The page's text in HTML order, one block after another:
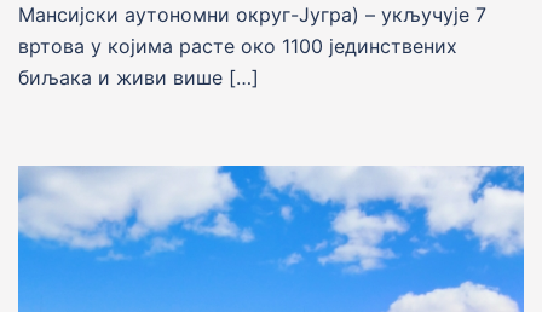
Мансијски аутономни округ-Југра) – укључује 7
вртова у којима расте око 1100 јединствених
биљака и живи више […]